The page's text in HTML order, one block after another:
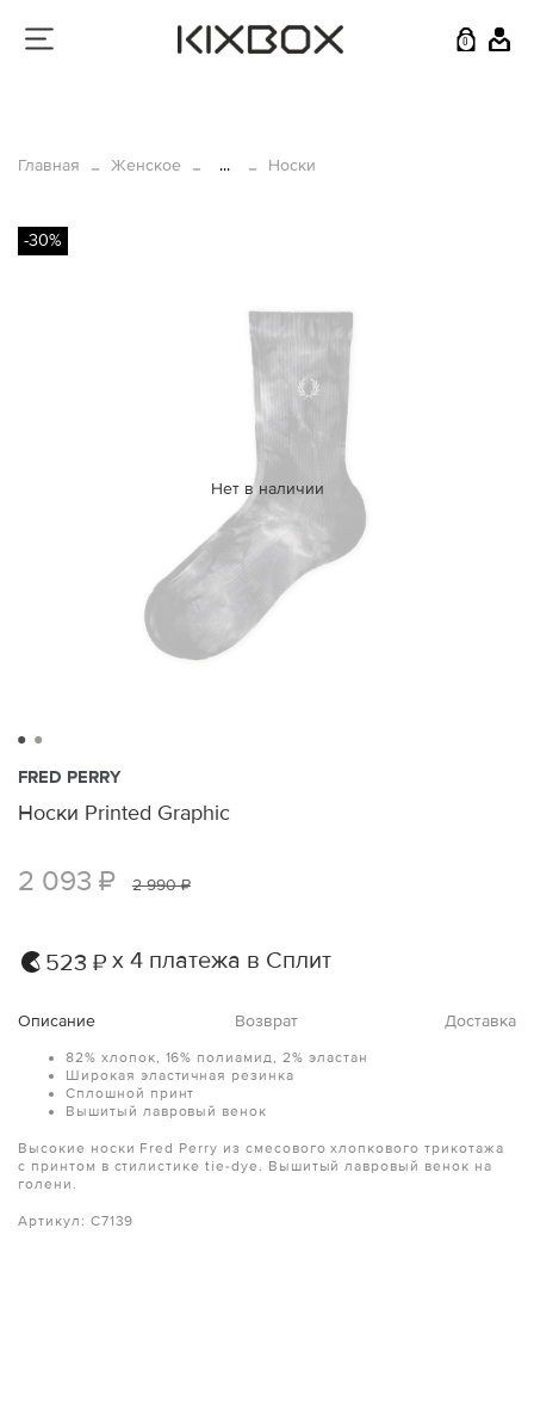
0
Главная Женское ... Носки
Нет в наличии
-30%
FRED PERRY
Носки Printed Graphic
2 093 ₽ 2 990 ₽
523 ₽ х 4 платежа в Сплит
Описание Возврат Доставка
82% хлопок, 16% полиамид, 2% эластан
Широкая эластичная резинка
Сплошной принт
Вышитый лавровый венок
Высокие носки Fred Perry из смесового хлопкового трикотажа
с принтом в стилистике tie-dye. Вышитый лавровый венок на
голени.
Артикул: C7139